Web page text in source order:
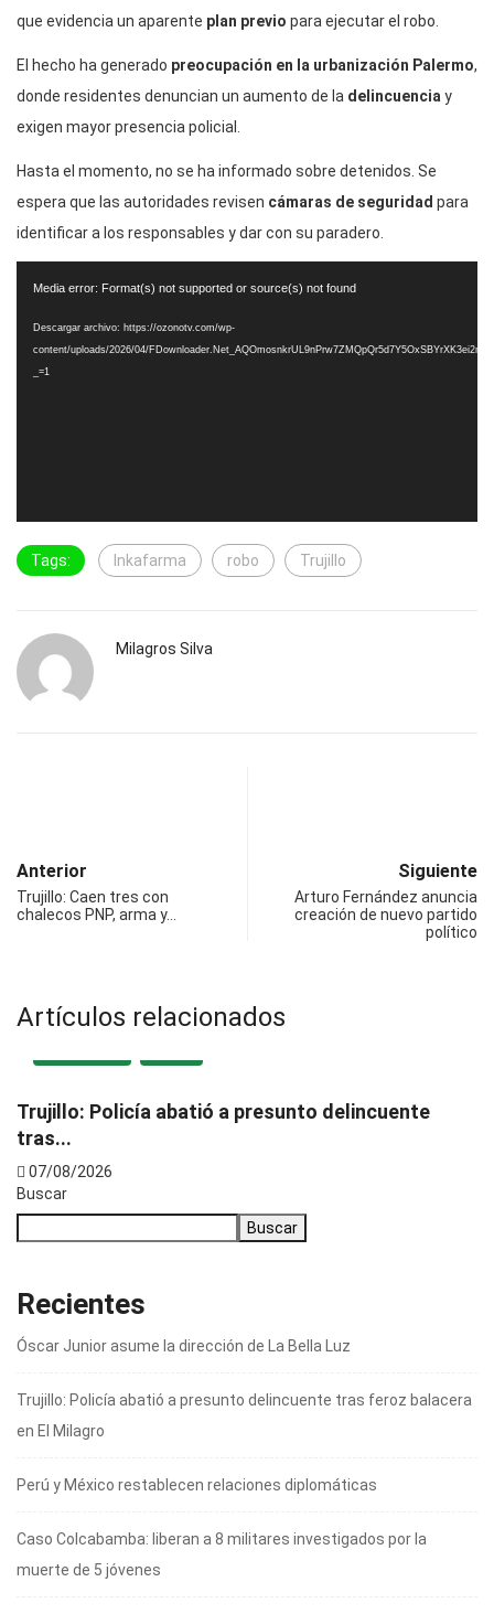
que evidencia un aparente plan previo para ejecutar el robo.
El hecho ha generado preocupación en la urbanización Palermo,
donde residentes denuncian un aumento de la delincuencia y
exigen mayor presencia policial.
Hasta el momento, no se ha informado sobre detenidos. Se
espera que las autoridades revisen cámaras de seguridad para
identificar a los responsables y dar con su paradero.
Media error: Format(s) not supported or source(s) not found
Descargar archivo: https://ozonotv.com/wp-
content/uploads/2026/04/
_=1
Tags: Inkafarma robo Trujillo
Milagros Silva
Anterior
Trujillo: Caen tres con
chalecos PNP, arma y…
Siguiente
Arturo Fernández anuncia
creación de nuevo partido
político
Artículos relacionados
Trujillo: Policía abatió a presunto delincuente
tras...
07/08/2026
Buscar
Buscar
Recientes
Óscar Junior asume la dirección de La Bella Luz
Trujillo: Policía abatió a presunto delincuente tras feroz balacera
en El Milagro
Perú y México restablecen relaciones diplomáticas
Caso Colcabamba: liberan a 8 militares investigados por la
muerte de 5 jóvenes